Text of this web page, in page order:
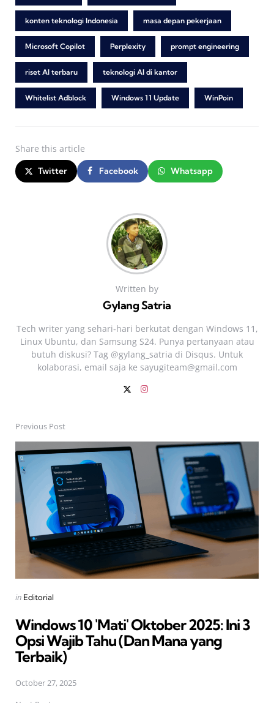
konten teknologi Indonesia masa depan pekerjaan
Microsoft Copilot Perplexity prompt engineering
riset AI terbaru teknologi AI di kantor
Whitelist Adblock Windows 11 Update WinPoin
Share this article
Twitter Facebook Whatsapp
Written by
Gylang Satria
Tech writer yang sehari‑hari berkutat dengan Windows 11,
Linux Ubuntu, dan Samsung S24. Punya pertanyaan atau
butuh diskusi? Tag @gylang_satria di Disqus. Untuk
kolaborasi, email saja ke sayugiteam@gmail.com
Post
navigation
Previous Post
Posted
in Editorial
Windows 10 'Mati' Oktober 2025: Ini 3
Opsi Wajib Tahu (Dan Mana yang
Terbaik)
October 27, 2025